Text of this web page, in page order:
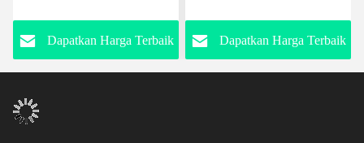
Ditingkatkan
Dapatkan Harga Terbaik
Berat Badan
Dapatkan Harga Terbaik